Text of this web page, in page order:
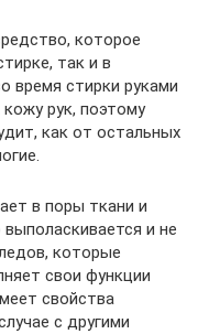
которое
так и в
время стирки руками
кожу рук, поэтому
как от остальных
в поры ткани и
и не
которые
свои функции
свойства
с другими